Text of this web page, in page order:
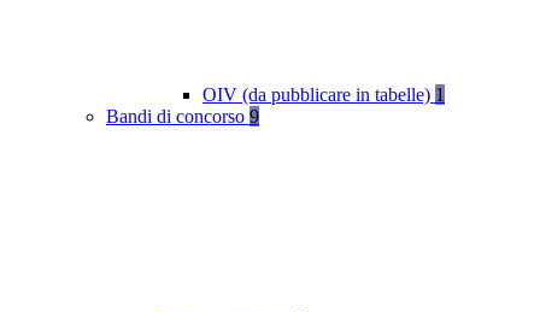
OIV (da pubblicare in tabelle) 1
Bandi di concorso 9